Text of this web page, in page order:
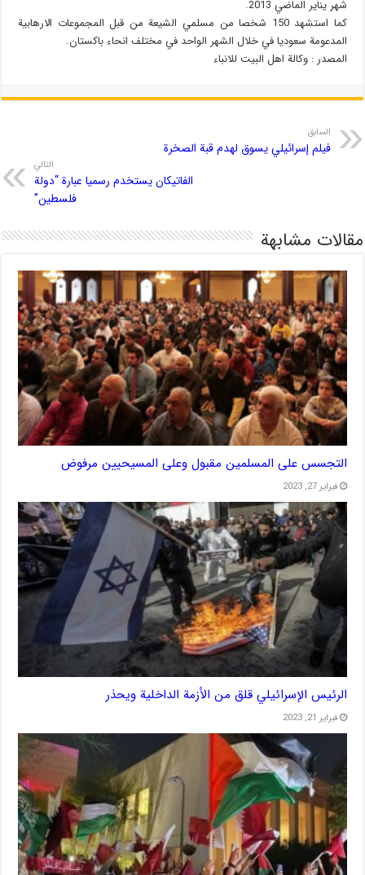
شهر يناير الماضي 2013.
كما استشهد 150 شخصا من مسلمي الشيعة من قبل المجموعات الارهابية
المدعومة سعوديا في خلال الشهر الواحد في مختلف انحاء باكستان.
المصدر : وكالة اهل البيت للانباء
السابق
فيلم إسرائيلي يسوق لهدم قبة الصخرة
التالي
الفاتيكان يستخدم رسميا عبارة “دولة
فلسطين”
مقالات مشابهة
التجسس على المسلمين مقبول وعلى المسيحيين مرفوض
فبراير 27, 2023
الرئيس الإسرائيلي قلق من الأزمة الداخلية ويحذر
فبراير 21, 2023